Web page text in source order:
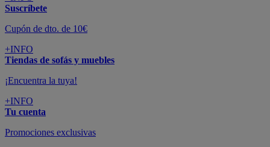
Suscríbete
Cupón de dto. de 10€
+INFO
Tiendas de sofás y muebles
¡Encuentra la tuya!
+INFO
Tu cuenta
Promociones exclusivas